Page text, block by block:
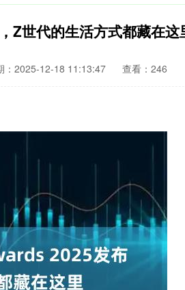
Z世代的生活方式都藏在这
：2025-12-18 11:13:47 查看：246